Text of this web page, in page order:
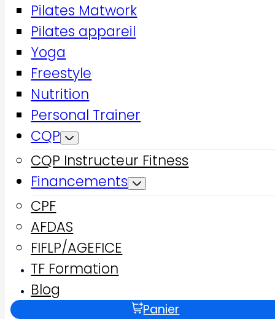
Pilates Matwork
Pilates appareil
Yoga
Freestyle
Nutrition
Personal Trainer
CQP
CQP Instructeur Fitness
Financements
CPF
AFDAS
FIFLP/AGEFICE
TF Formation
Blog
Panier
Accueil
Aux origines du fitness Freestyle avec Lionel Lacolas
TF Formation